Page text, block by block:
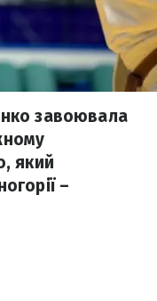
завоювала
який
–